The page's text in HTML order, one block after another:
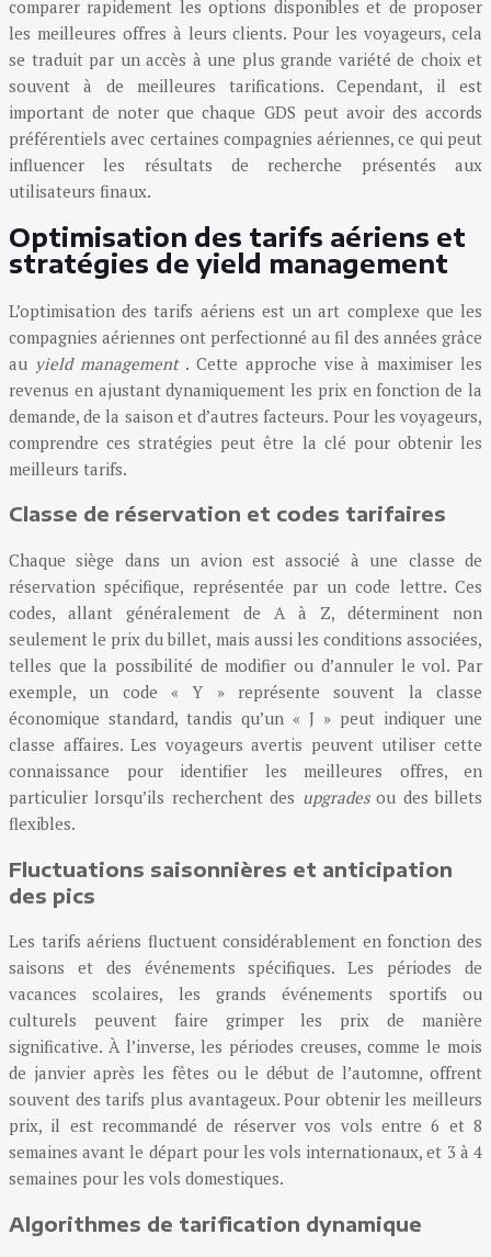
comparer rapidement les options disponibles et de proposer
les meilleures offres à leurs clients. Pour les voyageurs, cela
se traduit par un accès à une plus grande variété de choix et
souvent à de meilleures tarifications. Cependant, il est
important de noter que chaque GDS peut avoir des accords
préférentiels avec certaines compagnies aériennes, ce qui peut
influencer les résultats de recherche présentés aux
utilisateurs finaux.
Optimisation des tarifs aériens et
stratégies de yield management
L’optimisation des tarifs aériens est un art complexe que les
compagnies aériennes ont perfectionné au fil des années grâce
au yield management . Cette approche vise à maximiser les
revenus en ajustant dynamiquement les prix en fonction de la
demande, de la saison et d’autres facteurs. Pour les voyageurs,
comprendre ces stratégies peut être la clé pour obtenir les
meilleurs tarifs.
Classe de réservation et codes tarifaires
Chaque siège dans un avion est associé à une classe de
réservation spécifique, représentée par un code lettre. Ces
codes, allant généralement de A à Z, déterminent non
seulement le prix du billet, mais aussi les conditions associées,
telles que la possibilité de modifier ou d’annuler le vol. Par
exemple, un code « Y » représente souvent la classe
économique standard, tandis qu’un « J » peut indiquer une
classe affaires. Les voyageurs avertis peuvent utiliser cette
connaissance pour identifier les meilleures offres, en
particulier lorsqu’ils recherchent des upgradesou des billets
flexibles.
Fluctuations saisonnières et anticipation
des pics
Les tarifs aériens fluctuent considérablement en fonction des
saisons et des événements spécifiques. Les périodes de
vacances scolaires, les grands événements sportifs ou
culturels peuvent faire grimper les prix de manière
significative. À l’inverse, les périodes creuses, comme le mois
de janvier après les fêtes ou le début de l’automne, offrent
souvent des tarifs plus avantageux. Pour obtenir les meilleurs
prix, il est recommandé de réserver vos vols entre 6 et 8
semaines avant le départ pour les vols internationaux, et 3 à 4
semaines pour les vols domestiques.
Algorithmes de tarification dynamique